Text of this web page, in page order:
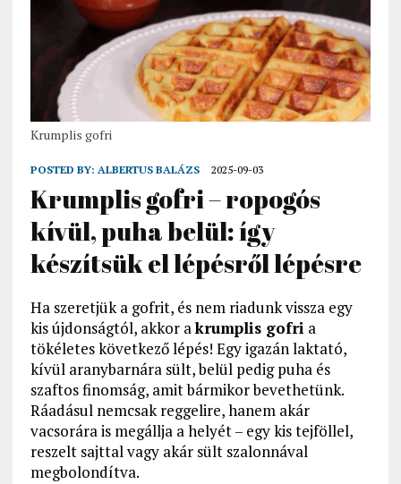
Krumplis gofri
POSTED BY: ALBERTUS BALÁZS 2025-09-03
Krumplis gofri – ropogós
kívül, puha belül: így
készítsük el lépésről lépésre
Ha szeretjük a gofrit, és nem riadunk vissza egy
kis újdonságtól, akkor akrumplis gofri a
tökéletes következő lépés! Egy igazán laktató,
kívül aranybarnára sült, belül pedig puha és
szaftos finomság, amit bármikor bevethetünk.
Ráadásul nemcsak reggelire, hanem akár
vacsorára is megállja a helyét – egy kis tejföllel,
reszelt sajttal vagy akár sült szalonnával
megbolondítva.